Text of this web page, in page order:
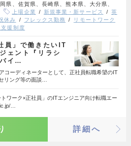
県、佐賀県、長崎県、熊本県、大分県、
上場企業 新規事業・新サービス
英
休み フレックス勤務
リモートワーク
支援制度
員」で働きたいIT
ェント『リラシ
イ…
コーディネーターとして、正社員転職希望のIT
リング等の面談…
ワーク×正社員」のITエンジニア向け転職エー
…
詳細へ